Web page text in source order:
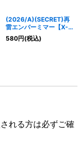
(2026/A)(SECRET)再
雷エンバーミマー【X-
SEC】{26RBS01-X15}
《黄》
580円(税込)
れる方は必ずご確